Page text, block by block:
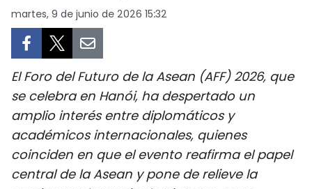
SALUD - MEDIO AMBIENTE
CULTURA - ENTRETENIMIENTO
INTERNACIONAL
martes, 9 de junio de 2026 15:32
El Foro del Futuro de la Asean (AFF) 2026, que
se celebra en Hanói, ha despertado un
amplio interés entre diplomáticos y
académicos internacionales, quienes
coinciden en que el evento reafirma el papel
central de la Asean y pone de relieve la